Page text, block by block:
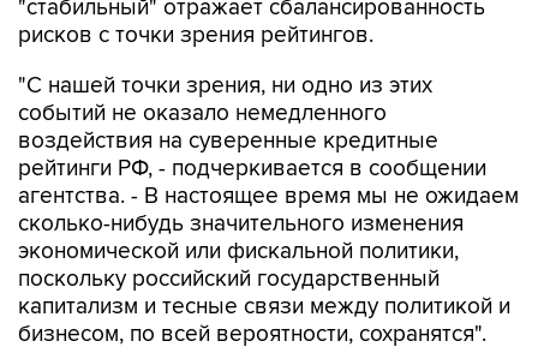
"С нашей точки зрения, ни одно из этих
воздействия на суверенные кредитные
рейтинги РФ, - подчеркивается в сообщении
агентства. - В настоящее время мы не ожидаем
сколько-нибудь значительного изменения
экономической или фискальной политики,
поскольку российский государственный
капитализм и тесные связи между политикой и
бизнесом, по всей вероятности, сохранятся".
"Мы считаем, тем не менее, что изменение